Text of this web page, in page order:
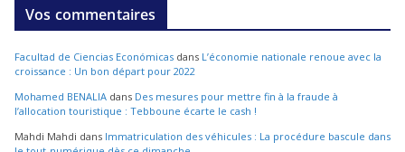
Vos commentaires
Facultad de Ciencias Económicas dans L’économie nationale renoue avec la
croissance : Un bon départ pour 2022
Mohamed BENALIA dans Des mesures pour mettre fin à la fraude à
l’allocation touristique : Tebboune écarte le cash !
Mahdi Mahdi dans Immatriculation des véhicules : La procédure bascule dans